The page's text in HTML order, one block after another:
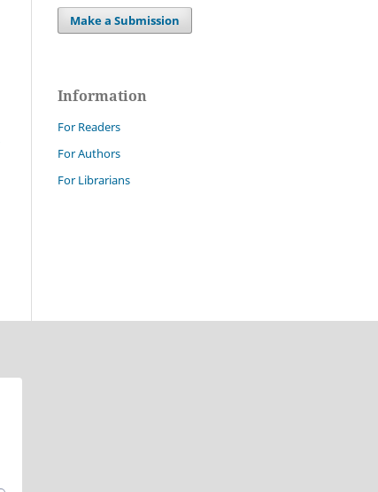
Make a Submission
Information
For Readers
For Authors
For Librarians